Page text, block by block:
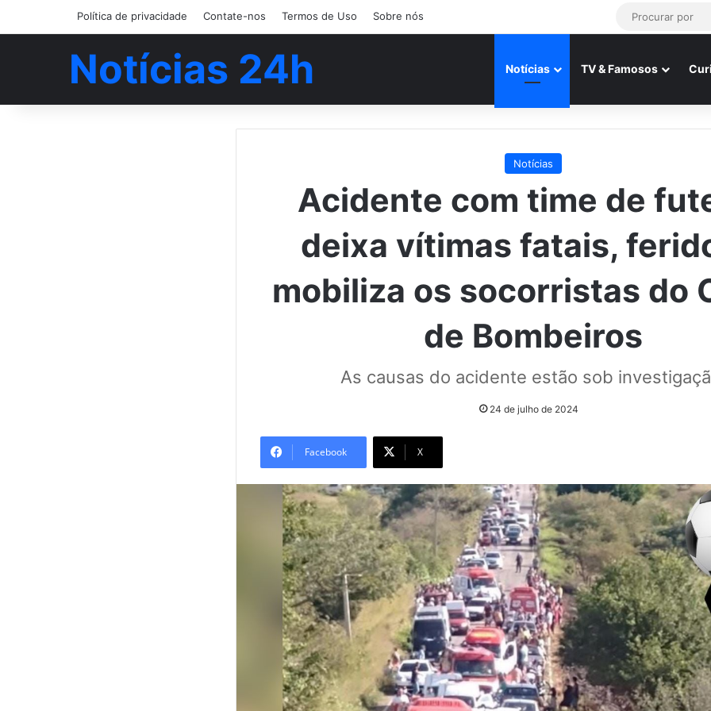
Política de privacidade Contate-nos Termos de Uso Sobre nós
Notícias 24h Notícias TV & Famosos
Notícias
Acidente com time de
deixa vítimas fatais,
mobiliza os socorristas do
de Bombeiros
As causas do acidente estão sob
24 de julho de 2024
Facebook X